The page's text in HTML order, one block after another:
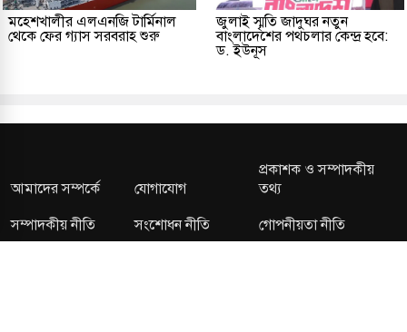
মহেশখালীর এলএনজি টার্মিনাল
থেকে ফের গ্যাস সরবরাহ শুরু
জুলাই স্মৃতি জাদুঘর নতুন
বাংলাদেশের পথচলার কেন্দ্র হবে:
ড. ইউনূস
আমাদের সম্পর্কে যোগাযোগ
প্রকাশক ও সম্পাদকীয়
তথ্য
সম্পাদকীয় নীতি
সংশোধন নীতি গোপনীয়তা নীতি